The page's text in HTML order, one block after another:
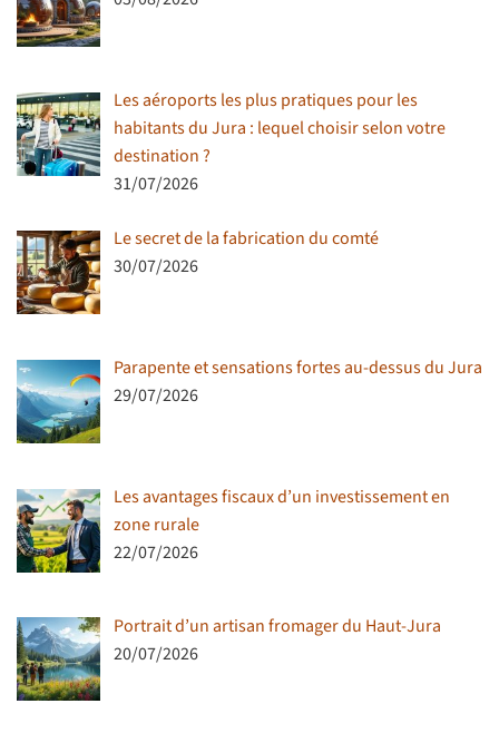
Les aéroports les plus pratiques pour les
habitants du Jura : lequel choisir selon votre
destination ?
31/07/2026
Le secret de la fabrication du comté
30/07/2026
Parapente et sensations fortes au-dessus du Jura
29/07/2026
Les avantages fiscaux d’un investissement en
zone rurale
22/07/2026
Portrait d’un artisan fromager du Haut-Jura
20/07/2026